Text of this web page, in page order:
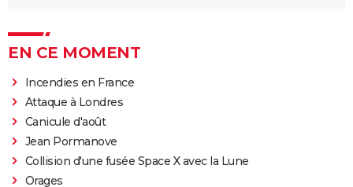
EN CE MOMENT
Incendies en France
Attaque à Londres
Canicule d'août
Jean Pormanove
Collision d'une fusée Space X avec la Lune
Orages